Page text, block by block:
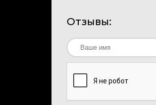
Отзывы: